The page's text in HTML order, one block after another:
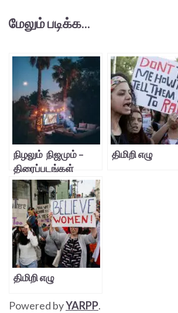
மேலும் படிக்க...
நிழலும் நிஜமும் –
திரைப்படங்கள்
திமிறி எழு
திமிறி எழு
Powered byYARPP.